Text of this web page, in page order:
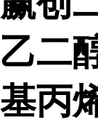
乙二
基丙